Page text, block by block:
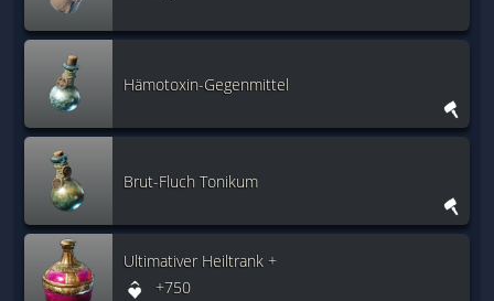
Hämotoxin-Gegenmittel
Brut-Fluch Tonikum
Ultimativer Heiltrank +
+750